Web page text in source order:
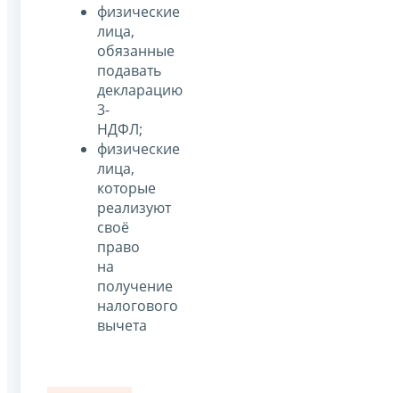
физические
лица,
обязанные
подавать
декларацию
3-
НДФЛ;
физические
лица,
которые
реализуют
своё
право
на
получение
налогового
вычета